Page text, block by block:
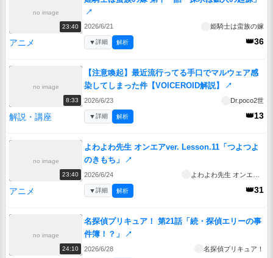
no image
23:40
↗
2026/6/21 姫騎士は蛮族の嫁
アニメ 👑36
▼詳細 解析
no image
8:33
【注意喚起】最近流行ってる手口でマルウェア感
染してしまった件【VOICEROID解説】
↗
2026/6/23 Dr.poco2世
解説・講座 👑13
▼詳細 解析
no image
23:40
よわよわ先生 オンエアver. Lesson.11「つよつよ
のきもち」
↗
2026/6/24
アニメ 👑31
▼詳細 解析
no image
24:10
名探偵プリキュア！ 第21話「続・探偵エリーの事
件簿！？」
↗
2026/6/28 名探偵プリキュア！